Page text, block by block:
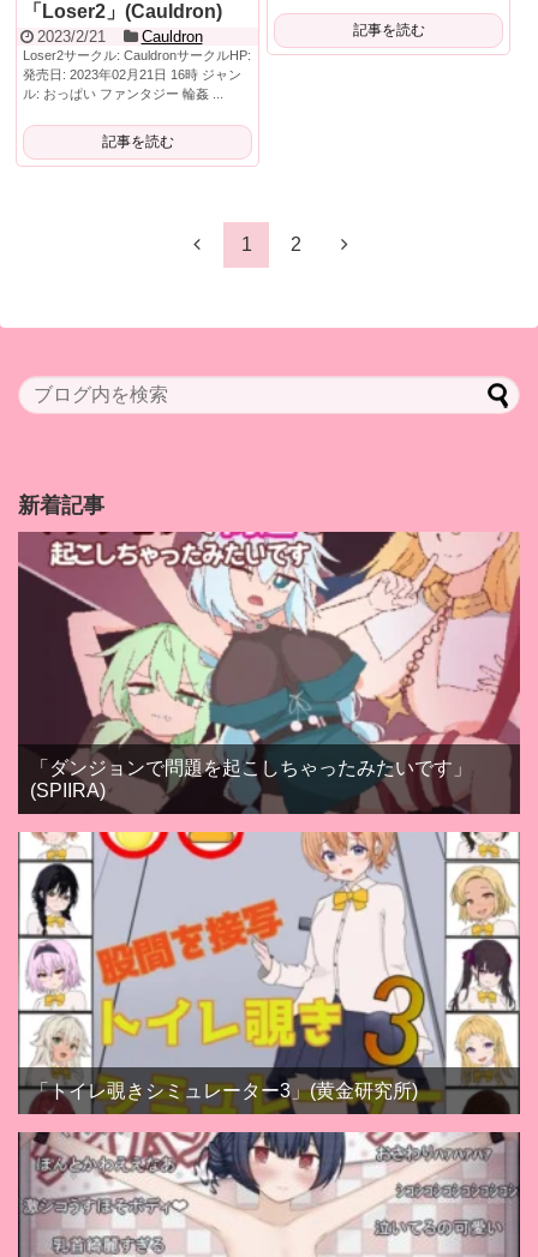
「Loser2」(Cauldron)
2023/2/21 Cauldron
Loser2サークル: CauldronサークルHP:
発売日: 2023年02月21日 16時 ジャン
ル: おっぱい ファンタジー 輪姦 ...
記事を読む
記事を読む
1 2
新着記事
「ダンジョンで問題を起こしちゃったみたいです」
(SPIIRA)
「トイレ覗きシミュレーター3」(黄金研究所)